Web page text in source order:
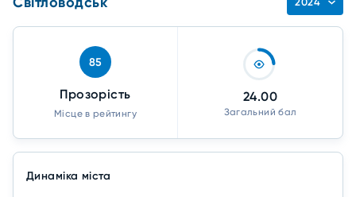
85
Прозорість
Місце в рейтингу
24.00
Загальний бал
Динаміка міста